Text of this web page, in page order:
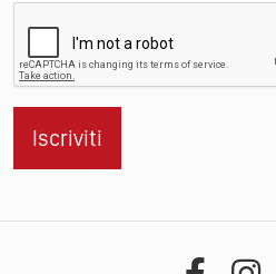
Iscriviti